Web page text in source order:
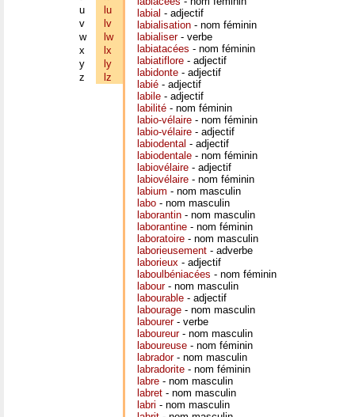
u
v
w
x
y
z
lu
lv
lw
lx
ly
lz
labial - adjectif
labialisation - nom féminin
labialiser- verbe
labiatacées - nom féminin
labiatiflore - adjectif
labidonte - adjectif
labié - adjectif
labile - adjectif
labilité - nom féminin
labio-vélaire - nom féminin
labio-vélaire - adjectif
labiodental - adjectif
labiodentale - nom féminin
labiovélaire - adjectif
labiovélaire - nom féminin
labium - nom masculin
labo - nom masculin
laborantin - nom masculin
laborantine - nom féminin
laboratoire - nom masculin
laborieusement - adverbe
laborieux - adjectif
laboulbéniacées - nom féminin
labour- nom masculin
labourable - adjectif
labourage - nom masculin
labourer- verbe
laboureur- nom masculin
laboureuse - nom féminin
labrador- nom masculin
labradorite - nom féminin
labre - nom masculin
labret - nom masculin
labri - nom masculin